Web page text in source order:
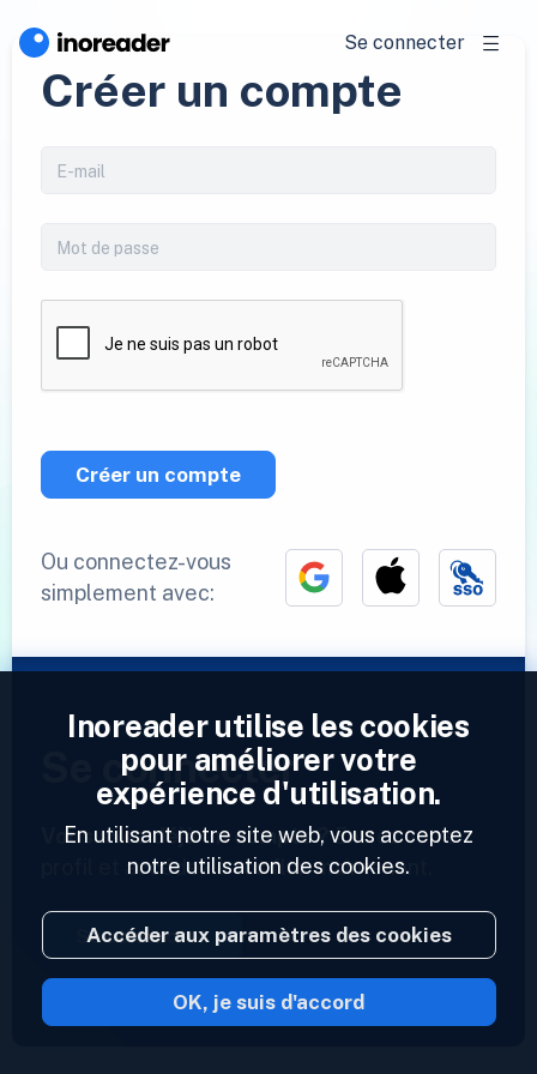
Se connecter
Créer un compte
Créer un compte
Ou connectez-vous
simplement avec:
Se connecter
Vous avez déjà un compte ? Entrez votre
profil et accédez à vos flux maintenant.
Se connecter
2023 © Inoreader
Inoreader utilise les cookies
pour améliorer votre
expérience d'utilisation.
En utilisant notre site web, vous acceptez
notre utilisation des cookies.
Accéder aux paramètres des cookies
OK, je suis d'accord